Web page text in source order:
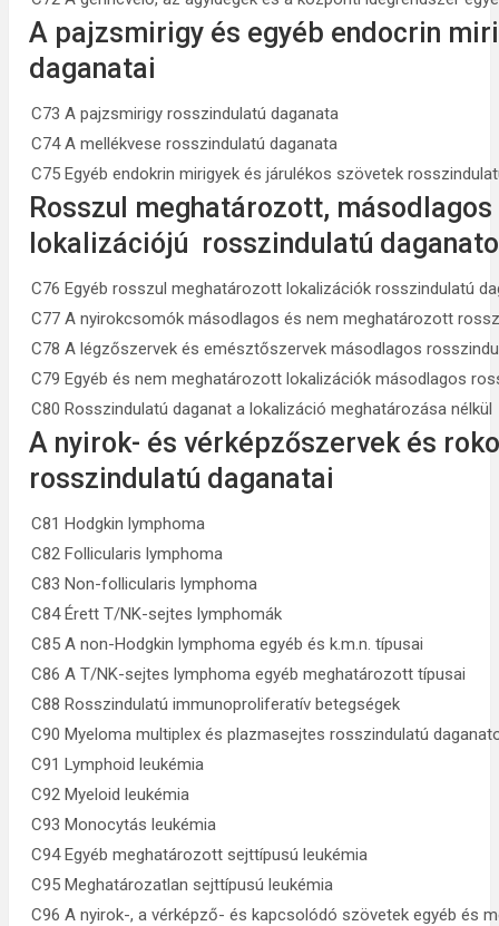
A pajzsmirigy és egyéb endocrin
daganatai
C73 A pajzsmirigy rosszindulatú daganata
C74 A mellékvese rosszindulatú daganata
C75 Egyéb endokrin mirigyek és járulékos szövetek
Rosszul meghatározott,
lokalizációjú rosszindulatú
C76 Egyéb rosszul meghatározott lokalizációk rosszindulatú
C77 A nyirokcsomók másodlagos és nem meghatározott
C78 A légzőszervek és emésztőszervek másodlagos
C79 Egyéb és nem meghatározott lokalizációk másodlagos
C80 Rosszindulatú daganat a lokalizáció meghatározása nélkül
A nyirok- és vérképzőszervek és
rosszindulatú daganatai
C81 Hodgkin lymphoma
C82 Follicularis lymphoma
C83 Non-follicularis lymphoma
C84 Érett T/NK-sejtes lymphomák
C85 A non-Hodgkin lymphoma egyéb és k.m.n. típusai
C86 A T/NK-sejtes lymphoma egyéb meghatározott típusai
C88 Rosszindulatú immunoproliferatív betegségek
C90 Myeloma multiplex és plazmasejtes rosszindulatú
C91 Lymphoid leukémia
C92 Myeloid leukémia
C93 Monocytás leukémia
C94 Egyéb meghatározott sejttípusú leukémia
C95 Meghatározatlan sejttípusú leukémia
C96 A nyirok-, a vérképző- és kapcsolódó szövetek egyéb és